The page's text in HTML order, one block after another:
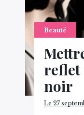
Beauté
reflet
noir
Le 27